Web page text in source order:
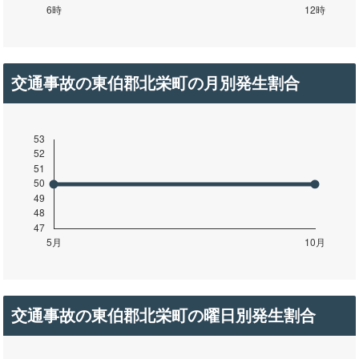
交通事故の東伯郡北栄町の月別発生割合
交通事故の東伯郡北栄町の曜日別発生割合